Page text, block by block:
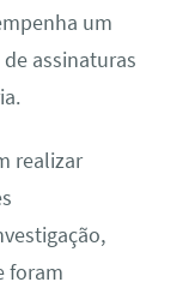
um
assinaturas
realizar
foram